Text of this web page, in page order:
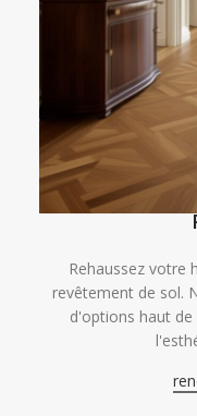
Rehaussez votre
revêtement de sol.
d'options haut